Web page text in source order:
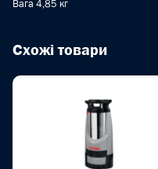
Вага 4,85 кг
Схожі товари